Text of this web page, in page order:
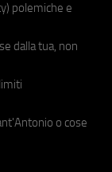
polemiche e
dalla tua, non
o cose